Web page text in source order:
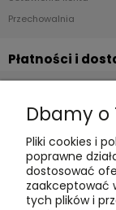
Przechowalnia
Płatności i
Czas realizacji i
Informacje
Polityka cookies
Polityka prywatności
Dbamy
Pliki cookies i
poprawne
dostosować
zaakceptować
tych plików i